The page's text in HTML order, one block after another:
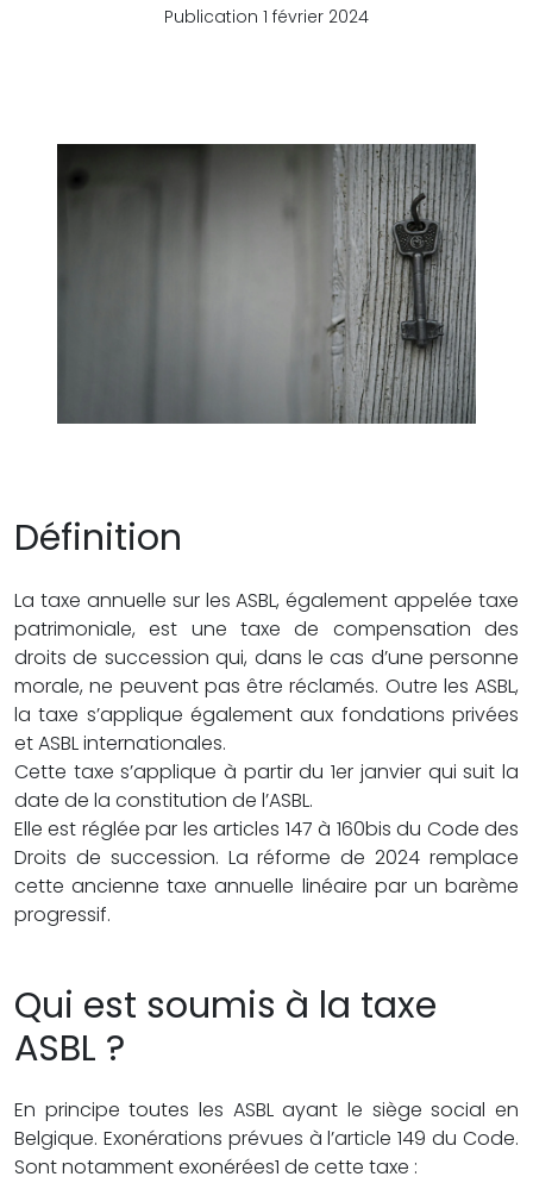
Publication 1 février 2024
Définition
La taxe annuelle sur les ASBL, également appelée taxe
patrimoniale, est une taxe de compensation des
droits de succession qui, dans le cas d’une personne
morale, ne peuvent pas être réclamés. Outre les ASBL,
la taxe s’applique également aux fondations privées
et ASBL internationales.
Cette taxe s’applique à partir du 1er janvier qui suit la
date de la constitution de l’ASBL.
Elle est réglée par les articles 147 à 160bis du Code des
Droits de succession. La réforme de 2024 remplace
cette ancienne taxe annuelle linéaire par un barème
progressif.
Qui est soumis à la taxe
ASBL ?
En principe toutes les ASBL ayant le siège social en
Belgique. Exonérations prévues à l’article 149 du Code.
Sont notamment exonérées1 de cette taxe :